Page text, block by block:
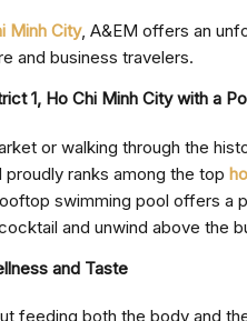
Minh City, A&EM offers an
and business travelers.
1, Ho Chi Minh City with a
or walking through the
ranks among the top
swimming pool offers a
and unwind above the
and Taste
feeding both the body and